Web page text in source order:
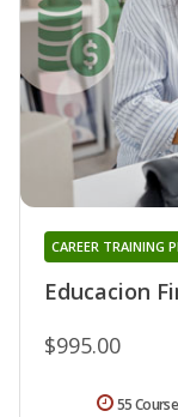
Educacion
CAREER TRAINING
$995.00
55